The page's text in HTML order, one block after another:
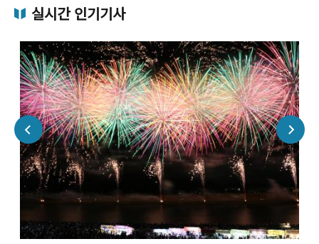
실시간 인기기사